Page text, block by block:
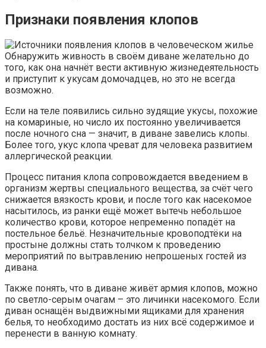
Признаки появления клопов
Обнаружить живность в своём диване желательно до
того, как она начнёт вести активную жизнедеятельность
и приступит к укусам домочадцев, но это не всегда
возможно.
Если на теле появились сильно зудящие укусы, похожие
на комариные, но число их постоянно увеличивается
после ночного сна — значит, в диване завелись клопы.
Более того, укус клопа чреват для человека развитием
аллергической реакции.
Процесс питания клопа сопровождается введением в
организм жертвы специального вещества, за счёт чего
снижается вязкость крови, и после того как насекомое
насытилось, из ранки ещё может вытечь небольшое
количество крови, которое непременно попадёт на
постельное бельё. Незначительные кровоподтёки на
простыне должны стать толчком к проведению
мероприятий по вытравлению непрошеных гостей из
дивана.
Также понять, что в диване живёт армия клопов, можно
по светло-серым очагам – это личинки насекомого. Если
диван оснащён выдвижными ящиками для хранения
белья, то необходимо достать из них всё содержимое и
перенести в ванную комнату.